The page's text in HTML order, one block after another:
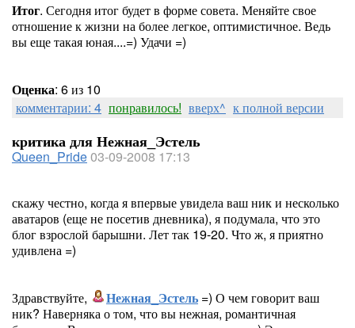
Итог. Сегодня итог будет в форме совета. Меняйте свое
отношение к жизни на более легкое, оптимистичное. Ведь
вы еще такая юная....=) Удачи =)
Оценка: 6 из 10
комментарии: 4 понравилось! вверх^ к полной версии
критика для Нежная_Эстель
Queen_Pride03-09-2008 17:13
скажу честно, когда я впервые увидела ваш ник и несколько
аватаров (еще не посетив дневника), я подумала, что это
блог взрослой барышни. Лет так 19-20. Что ж, я приятно
удивлена =)
Здравствуйте, Нежная_Эстель =) О чем говорит ваш
ник? Наверняка о том, что вы нежная, романтичная